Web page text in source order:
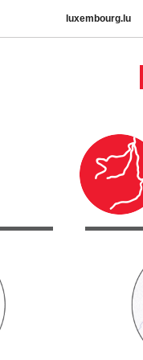
luxembourg.lu